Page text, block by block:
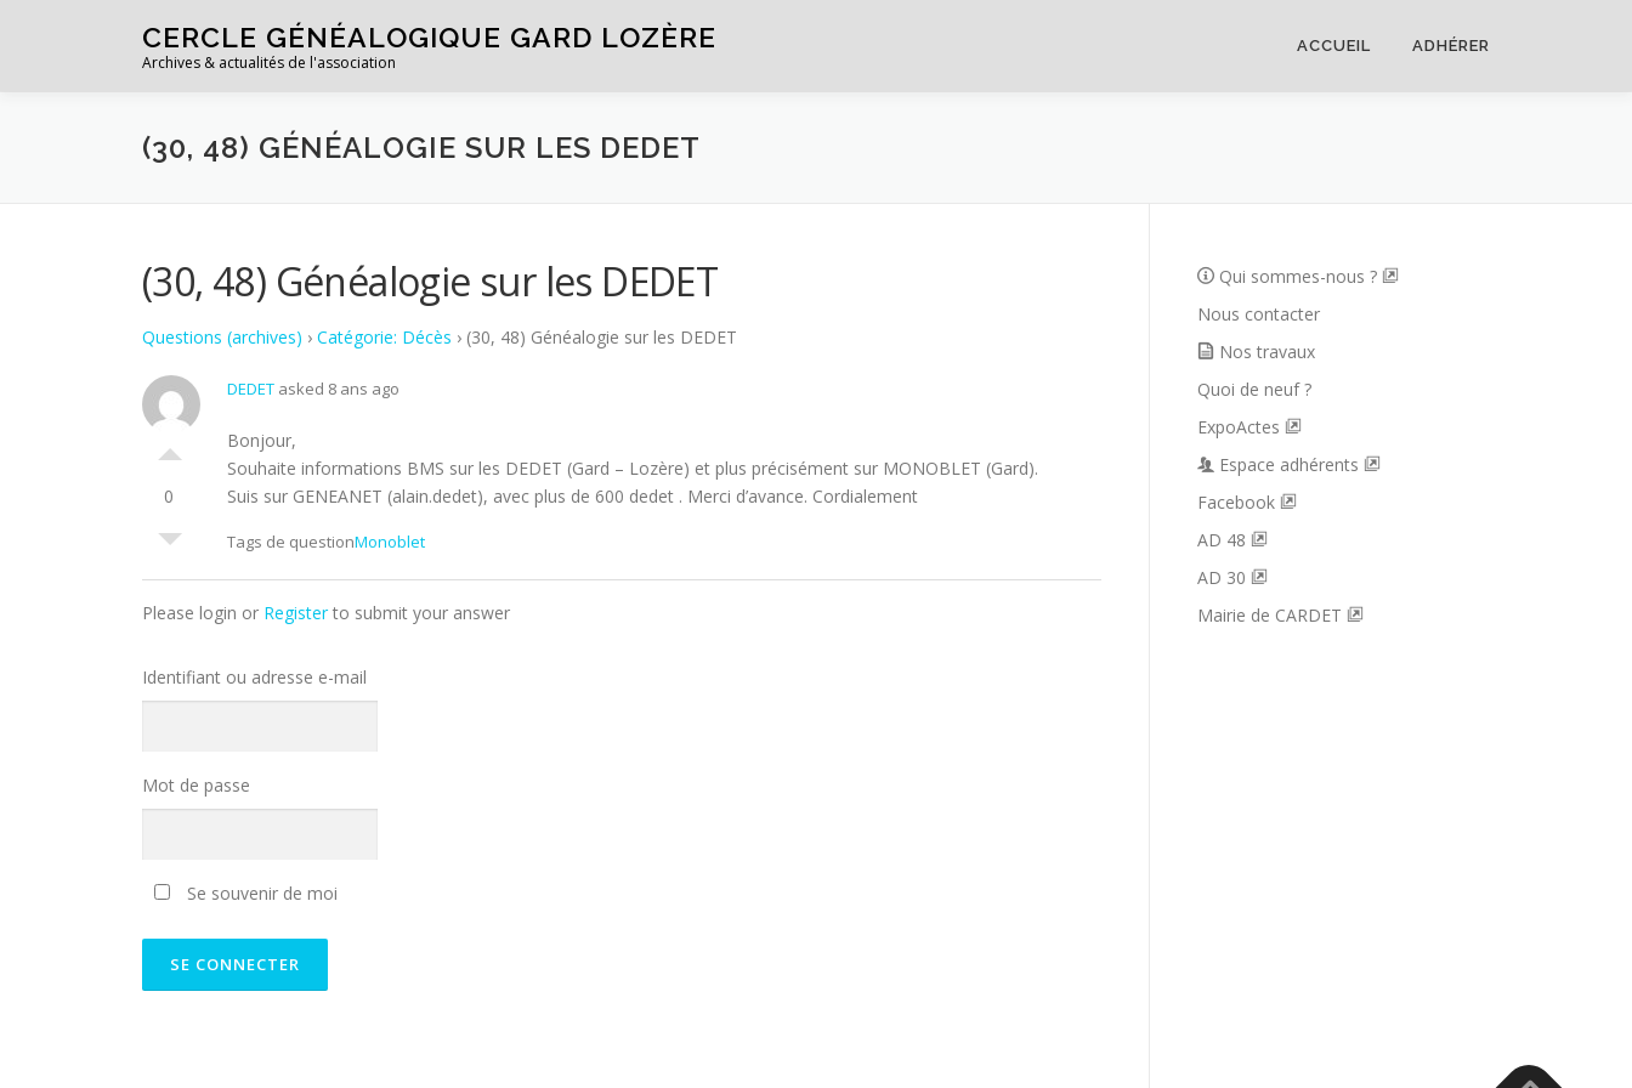
CERCLE GÉNÉALOGIQUE GARD LOZÈRE
Archives & actualités de l'association
ACCUEIL ADHÉRER
(30, 48) GÉNÉALOGIE SUR LES DEDET
(30, 48) Généalogie sur les DEDET
Questions (archives) › Catégorie: Décès › (30, 48) Généalogie sur les DEDET
0
DEDET asked 8 ans ago
Bonjour,
Souhaite informations BMS sur les DEDET (Gard – Lozère) et plus précisément sur MONOBLET (Gard).
Suis sur GENEANET (alain.dedet), avec plus de 600 dedet . Merci d’avance. Cordialement
Tags de questionMonoblet
Please login or Registerto submit your answer
Identifiant ou adresse e-mail
Mot de passe
Se souvenir de moi
Qui sommes-nous ?
Nous contacter
Nos travaux
Quoi de neuf ?
ExpoActes
Espace adhérents
Facebook
AD 48
AD 30
Mairie de CARDET